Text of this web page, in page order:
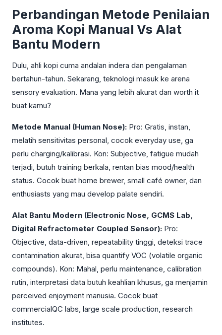
Perbandingan Metode Penilaian
Aroma Kopi Manual Vs Alat
Bantu Modern
Dulu, ahli kopi cuma andalan indera dan pengalaman
bertahun-tahun. Sekarang, teknologi masuk ke arena
sensory evaluation. Mana yang lebih akurat dan worth it
buat kamu?
Metode Manual (Human Nose): Pro: Gratis, instan,
melatih sensitivitas personal, cocok everyday use, ga
perlu charging/kalibrasi. Kon: Subjective, fatigue mudah
terjadi, butuh training berkala, rentan bias mood/health
status. Cocok buat home brewer, small café owner, dan
enthusiasts yang mau develop palate sendiri.
Alat Bantu Modern (Electronic Nose, GCMS Lab,
Digital Refractometer Coupled Sensor): Pro:
Objective, data-driven, repeatability tinggi, deteksi trace
contamination akurat, bisa quantify VOC (volatile organic
compounds). Kon: Mahal, perlu maintenance, calibration
rutin, interpretasi data butuh keahlian khusus, ga menjamin
perceived enjoyment manusia. Cocok buat
commercialQC labs, large scale production, research
institutes.